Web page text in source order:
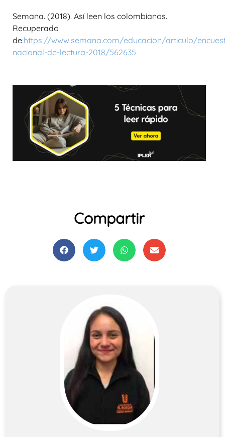
Semana. (2018). Así leen los colombianos.
Recuperado
de:https://www.semana.com/educacion/articulo/
nacional-de-lectura-2018/562635
Compartir